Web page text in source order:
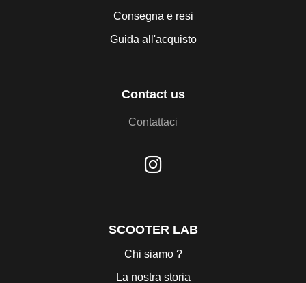
Consegna e resi
Guida all'acquisto
Contact us
Contattaci
SCOOTER LAB
Chi siamo ?
La nostra storia